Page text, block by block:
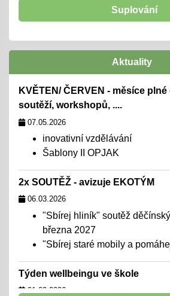
Suplování
Aktuality
KVĚTEN/ ČERVEN - měsíce
soutěží, workshopů, ....
07.05.2026
inovativní vzdělávání
Šablony II OPJAK
2x SOUTĚŽ - avizuje EKOTÝM
06.03.2026
"Sbírej hliník" soutěž
března 2027
"Sbírej staré mobily a
Týden wellbeingu ve škole
01.02.2026